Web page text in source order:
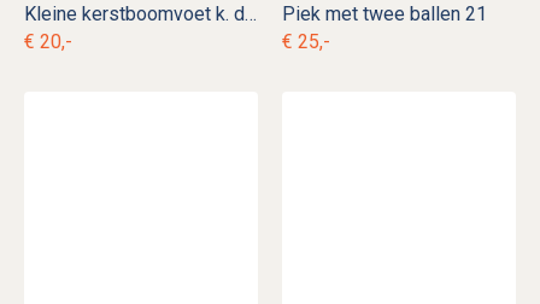
Kleine kerstboomvoet k. d 4
€ 20,-
Piek met twee ballen 21
€ 25,-